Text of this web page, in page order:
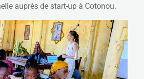
auprès de start-up à Cotonou.